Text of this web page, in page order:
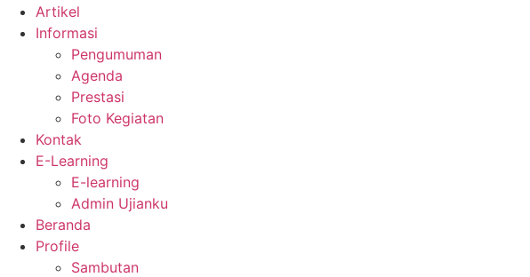
Artikel
Informasi
Pengumuman
Agenda
Prestasi
Foto Kegiatan
Kontak
E-Learning
E-learning
Admin Ujianku
Beranda
Profile
Sambutan